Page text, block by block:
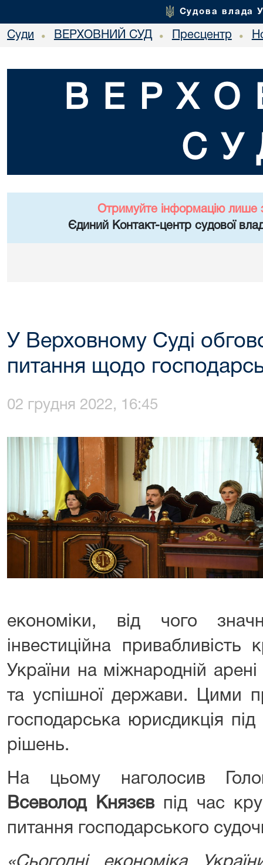
Судова влада
Суди • ВЕРХОВНИЙ СУД • Пресцентр •
Отримуйте інформацію лише
Єдиний Контакт-центр судової
У Верховному Суді
питання щодо
02 грудня 2022, 16:45
економіки, від чого
інвестиційна
України на міжнародній
та успішної держави. Цими
господарська юрисдикція
рішень.
На цьому наголосив
Всеволод Князєв під час
питання господарського